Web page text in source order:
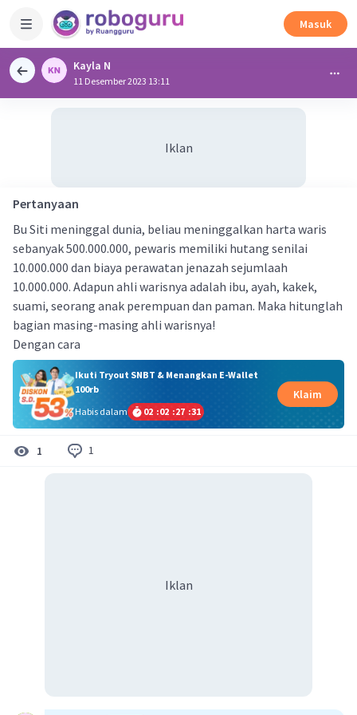
Masuk
Kayla N
11 Desember 2023 13:11
Iklan
Pertanyaan
Bu Siti meninggal dunia, beliau meninggalkan harta waris
sebanyak 500.000.000, pewaris memiliki hutang senilai
10.000.000 dan biaya perawatan jenazah sejumlaah
10.000.000. Adapun ahli warisnya adalah ibu, ayah, kakek,
suami, seorang anak perempuan dan paman. Maka hitunglah
bagian masing-masing ahli warisnya!
Dengan cara
Ikuti Tryout SNBT & Menangkan E-Wallet
100rb
Habis dalam
02 :02 :27 :30
Klaim
1 1
Iklan